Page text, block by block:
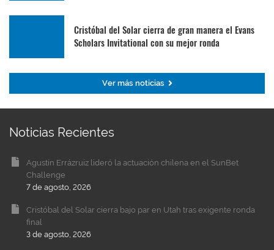
Cristóbal del Solar cierra de gran manera el Evans
Scholars Invitational con su mejor ronda
Ver más noticias
Noticias Recientes
Agustín Errázruiz lideró la actuación chilena en el SunBet
Challenge
7 de agosto, 2026
Cristóbal del Solar cierra bajo par en Utah tras exigente ronda
final
3 de agosto, 2026